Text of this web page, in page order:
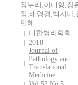
장누리 ,이대형 ,장
정 ,배영경 ,백지나,
민혜
대한병리학회
2018
Journal of
Pathology and
Translational
Medicine